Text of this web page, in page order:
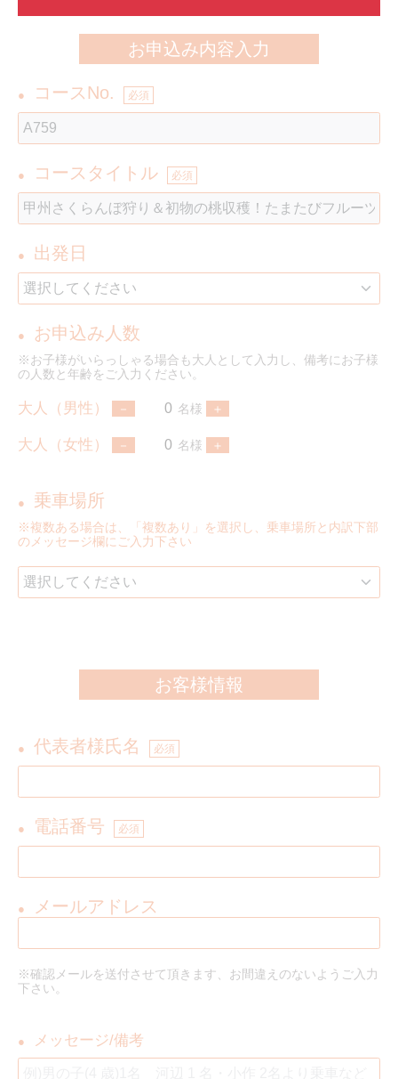
お申込み内容入力
● コースNo. 必須
● コースタイトル 必須
● 出発日
● お申込み人数
※お子様がいらっしゃる場合も大人として入力し、備考にお子様
の人数と年齢をご入力ください。
大人（男性） 名様
大人（女性） 名様
● 乗車場所
※複数ある場合は、「複数あり」を選択し、乗車場所と内訳下部
のメッセージ欄にご入力下さい
お客様情報
● 代表者様氏名 必須
● 電話番号 必須
● メールアドレス
※確認メールを送付させて頂きます、お間違えのないようご入力
下さい。
● メッセージ/備考